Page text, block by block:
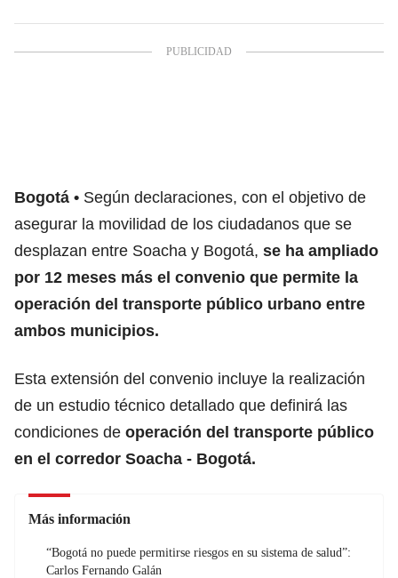
Bogotá
Según declaraciones, con el objetivo de
asegurar la movilidad de los ciudadanos que se
desplazan entre Soacha y Bogotá, se ha ampliado
por 12 meses más el convenio que permite la
operación del transporte público urbano entre
ambos municipios.
Esta extensión del convenio incluye la realización
de un estudio técnico detallado que definirá las
condiciones de operación del transporte público
en el corredor Soacha - Bogotá.
Más información
“Bogotá no puede permitirse riesgos en su sistema de salud”:
Carlos Fernando Galán